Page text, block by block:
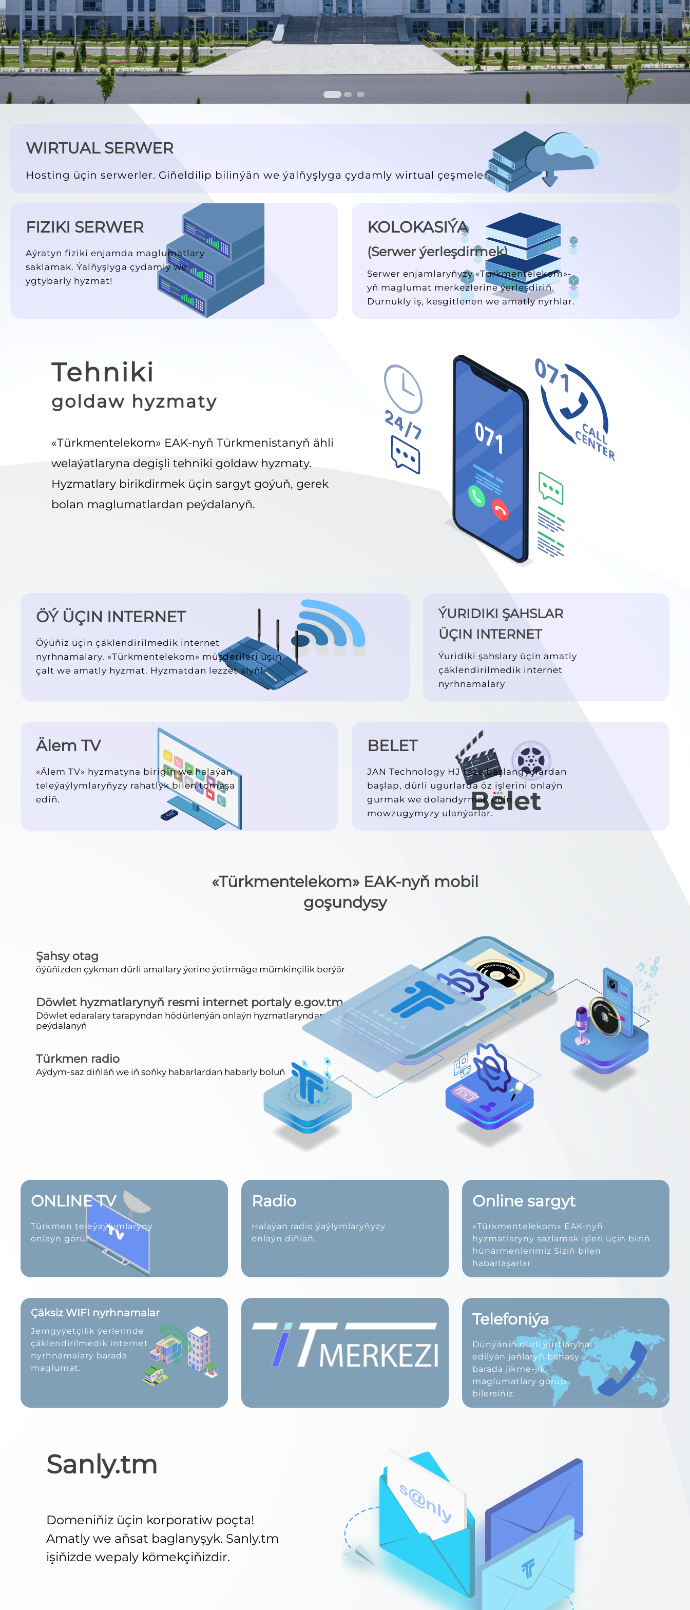
WIRTUAL SERWER
Hosting üçin serwerler. Giňeldilip bilinýän we ýalňyşlyga çydamly wirtual çeşmeler.
FIZIKI SERWER
Aýratyn fiziki enjamda maglumatlary
saklamak. Ýalňyşlyga çydamly we
ygtybarly hyzmat!
KOLOKASIÝA
(Serwer ýerleşdirmek)
Serwer enjamlaryňyzy «Türkmentelekom»-
yň maglumat merkezlerine ýerleşdiriň.
Durnukly iş, kesgitlenen we amatly nyrhlar.
Tehniki
goldaw hyzmaty
«Türkmentelekom» EAK-nyň Türkmenistanyň ähli
welaýatlaryna degişli tehniki goldaw hyzmaty.
Hyzmatlary birikdirmek üçin sargyt goýuň, gerek
bolan maglumatlardan peýdalanyň.
ÖÝ ÜÇIN INTERNET
Öýüňiz üçin çäklendirilmedik internet
nyrhnamalary. «Türkmentelekom» müşderileri üçin
çalt we amatly hyzmat. Hyzmatdan lezzet alyň!
ÝURIDIKI ŞAHSLAR
ÜÇIN INTERNET
Ýuridiki şahslary üçin amatly
çäklendirilmedik internet
nyrhnamalary
Älem TV
«Älem TV» hyzmatyna birigiň we halaýan
teleýaýlymlaryňyzy rahatlyk bilen tomaşa
ediň.
BELET
JAN Technology HJ täze başlangyçlardan
başlap, dürli ugurlarda öz işlerini onlaýn
gurmak we dolandyrmak üçin
mowzugymyzy ulanýarlar.
«Türkmentelekom» EAK-nyň mobil
goşundysy
Şahsy otag
öýüňizden çykman dürli amallary ýerine ýetirmäge mümkinçilik berýär
Döwlet hyzmatlarynyň resmi internet portaly e.gov.tm
Döwlet edaralary tarapyndan hödürlenýän onlaýn hyzmatlaryndan
peýdalanyň
Türkmen radio
Aýdym-saz diňläň we iň soňky habarlardan habarly boluň
ONLINE TV
Türkmen teleýaýlymlaryny
onlaýn görüň.
Radio
Halaýan radio ýaýlymlaryňyzy
onlaýn diňläň.
Online sargyt
«Türkmentelekom» EAK-nyň
hyzmatlaryny sazlamak işleri üçin biziň
hünärmenlerimiz Siziň bilen
habarlaşarlar
Çäksiz WIFI nyrhnamalar
Jemgyýetçilik ýerlerinde
çäklendirilmedik internet
nyrhnamalary barada
maglumat.
Telefoniýa
Dünýäniň dürli ýurtlaryna
edilýän jaňlaryň bahasy
barada jikme-jik
maglumatlary görüp
bilersiňiz.
Sanly.tm
Domeniňiz üçin korporatiw poçta!
Amatly we aňsat baglanyşyk. Sanly.tm
işiňizde wepaly kömekçiňizdir.